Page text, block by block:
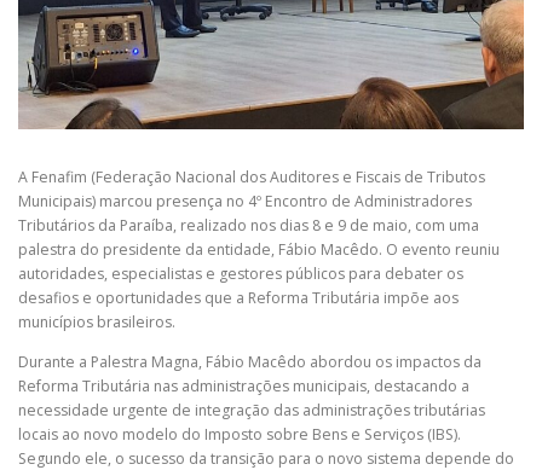
A Fenafim (Federação Nacional dos Auditores e Fiscais de Tributos
Municipais) marcou presença no 4º Encontro de Administradores
Tributários da Paraíba, realizado nos dias 8 e 9 de maio, com uma
palestra do presidente da entidade, Fábio Macêdo. O evento reuniu
autoridades, especialistas e gestores públicos para debater os
desafios e oportunidades que a Reforma Tributária impõe aos
municípios brasileiros.
Durante a Palestra Magna, Fábio Macêdo abordou os impactos da
Reforma Tributária nas administrações municipais, destacando a
necessidade urgente de integração das administrações tributárias
locais ao novo modelo do Imposto sobre Bens e Serviços (IBS).
Segundo ele, o sucesso da transição para o novo sistema depende do